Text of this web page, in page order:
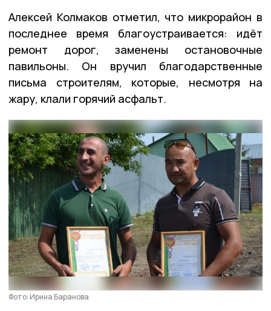
Алексей Колмаков отметил, что микрорайон в
последнее время благоустраивается: идёт
ремонт дорог, заменены остановочные
павильоны. Он вручил благодарственные
письма строителям, которые, несмотря на
жару, клали горячий асфальт.
Фото: Ирина Баранова